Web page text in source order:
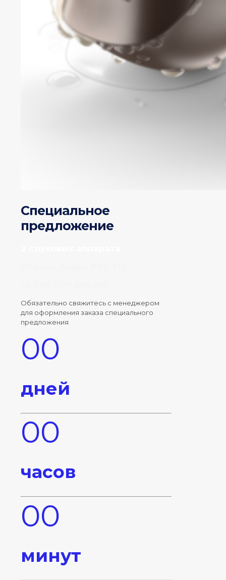
Специальное
предложение
Обязательно свяжитесь с менеджером
для оформления заказа специального
предложения
00
дней
00
часов
00
минут